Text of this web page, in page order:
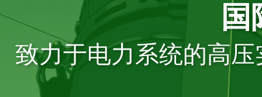
致力于电力系统的高